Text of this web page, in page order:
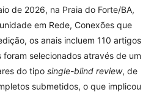
de 2026, na Praia do Forte/BA,
em Rede, Conexões que
os anais incluem 110 artigos
selecionados através de um
do tipo single-blind review, de
submetidos, o que implicou